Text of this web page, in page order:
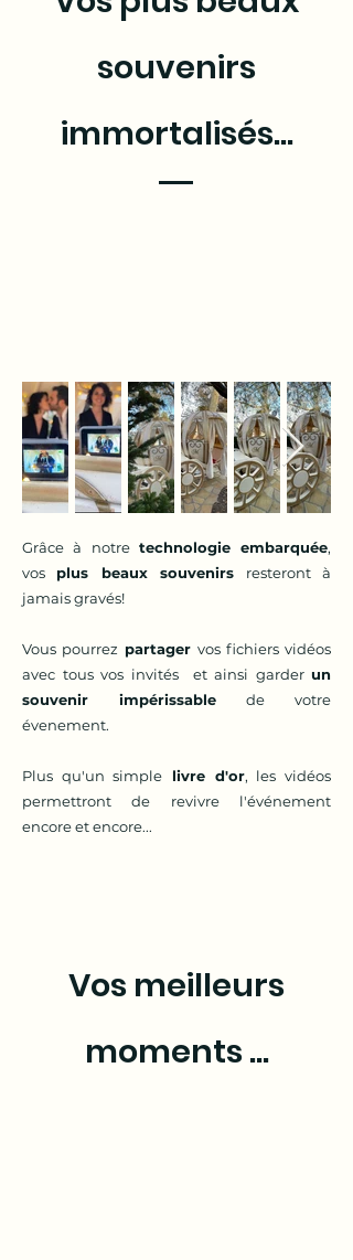
souvenirs
immortalisés...
Grâce à notre technologie embarquée,
vos plus beaux souvenirs resteront à
jamais gravés!
Vous pourrez partager vos fichiers vidéos
avec tous vos invités et ainsi garder un
souvenir impérissable de votre
évenement.
Plus qu'un simple livre d'or, les vidéos
permettront de revivre l'événement
encore et encore...
Vos meilleurs
moments ...